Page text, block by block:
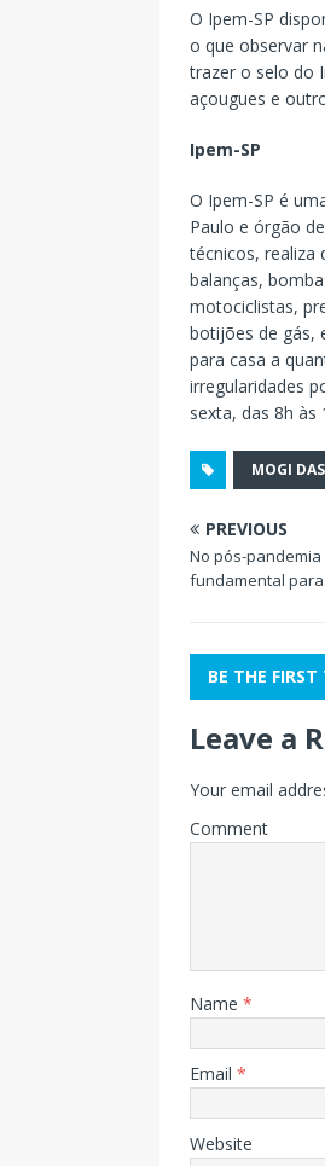
O Ipem-SP
o que observar
trazer o selo do
açougues e
Ipem-SP
O Ipem-SP é
Paulo e órgão
técnicos, realiza
balanças,
motociclistas,
botijões de gás,
para casa a
irregularidades
sexta, das 8h às
MOGI
PREVIOUS
No pós-
fundamental
BE THE
Leave a
Your email
Comment
Name *
Email *
Website